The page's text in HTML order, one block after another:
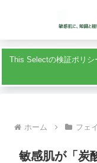
This Selectの検証ポリ
ホーム フェ
敏感肌が「炭